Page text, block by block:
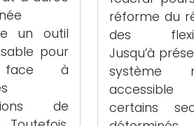
un outil
pour
à
de
réforme du
des flexi-
Jusqu’à
système
accessible
certains